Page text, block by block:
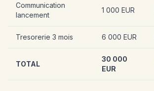
Communication
lancement
1 000 EUR
Tresorerie 3 mois 6 000 EUR
TOTAL
30 000
EUR